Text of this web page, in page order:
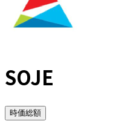
SOJE
時価総額